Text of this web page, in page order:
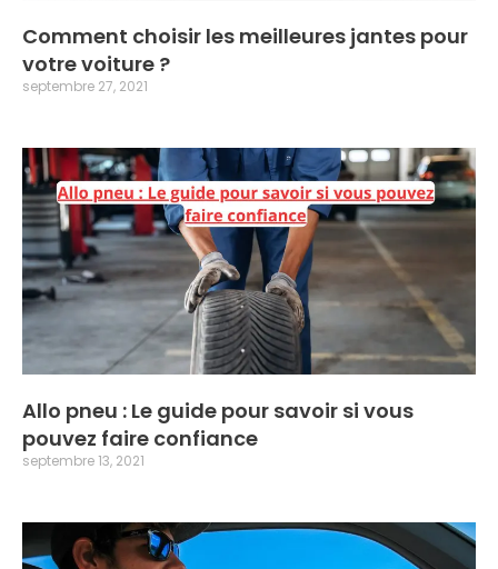
Comment choisir les meilleures jantes pour
votre voiture ?
septembre 27, 2021
Allo pneu : Le guide pour savoir si vous
pouvez faire confiance
septembre 13, 2021